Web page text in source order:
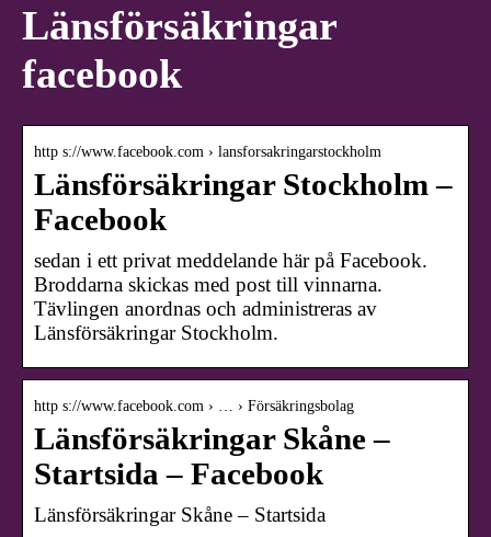
Länsförsäkringar
facebook
http s://www.facebook.com › lansforsakringarstockholm
Länsförsäkringar Stockholm –
Facebook
sedan i ett privat meddelande här på Facebook.
Broddarna skickas med post till vinnarna.
Tävlingen anordnas och administreras av
Länsförsäkringar Stockholm.
http s://www.facebook.com › … › Försäkringsbolag
Länsförsäkringar Skåne –
Startsida – Facebook
Länsförsäkringar Skåne – Startsida